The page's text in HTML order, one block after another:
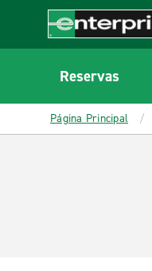
CONTENT
Enterprise
Reservas
Página Principal